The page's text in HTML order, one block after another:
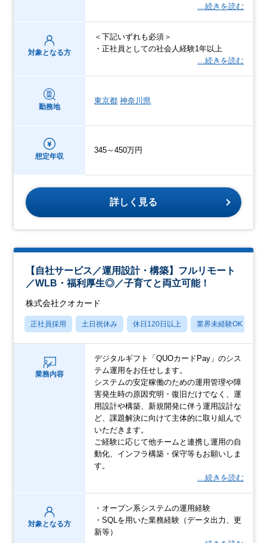
…続きを読む
対象となる方
＜下記いずれも必須＞
・正社員としての社会人経験1年以上
…続きを読む
勤務地
東京都 神奈川県
想定年収
345～450万円
詳しく見る
【自社サービス／運用設計・構築】フルリモート
／WLB・福利厚生◎／子育てと両立可能！
株式会社クオカード
正社員採用 土日祝休み 休日120日以上 業界未経験OK
業務内容
デジタルギフト「QUOカードPay」のシス
テム運用をお任せします。
システムの安定稼働のための運用管理や障
害発生時の原因究明・復旧だけでなく、運
用設計や構築、新規開発に伴う運用設計な
ど、課題解決に向けて主体的に取り組んで
いただきます。
ご経験に応じて他チームと連携し運用の自
動化、インフラ構築・保守等もお願いしま
す。
…続きを読む
対象となる方
・オープン系システムの運用経験
・SQLを用いた業務経験（データ出力、更
新等）